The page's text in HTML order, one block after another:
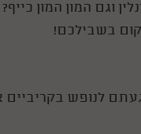
וגם המון המון כייף?
בשבילכם!
היא 1982. הגעתם לנופש